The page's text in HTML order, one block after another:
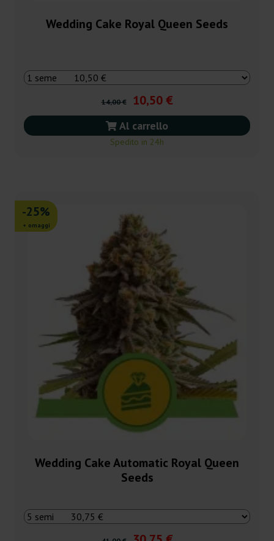
Wedding Cake Royal Queen Seeds
14,00 € 10,50 €
Al carrello
Spedito in 24h
-25%
+ omaggi
Wedding Cake Automatic Royal Queen
Seeds